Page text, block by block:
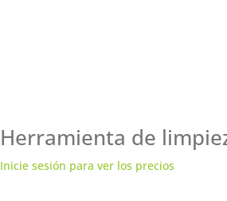
Herramienta de
Inicie sesión para ver los precios